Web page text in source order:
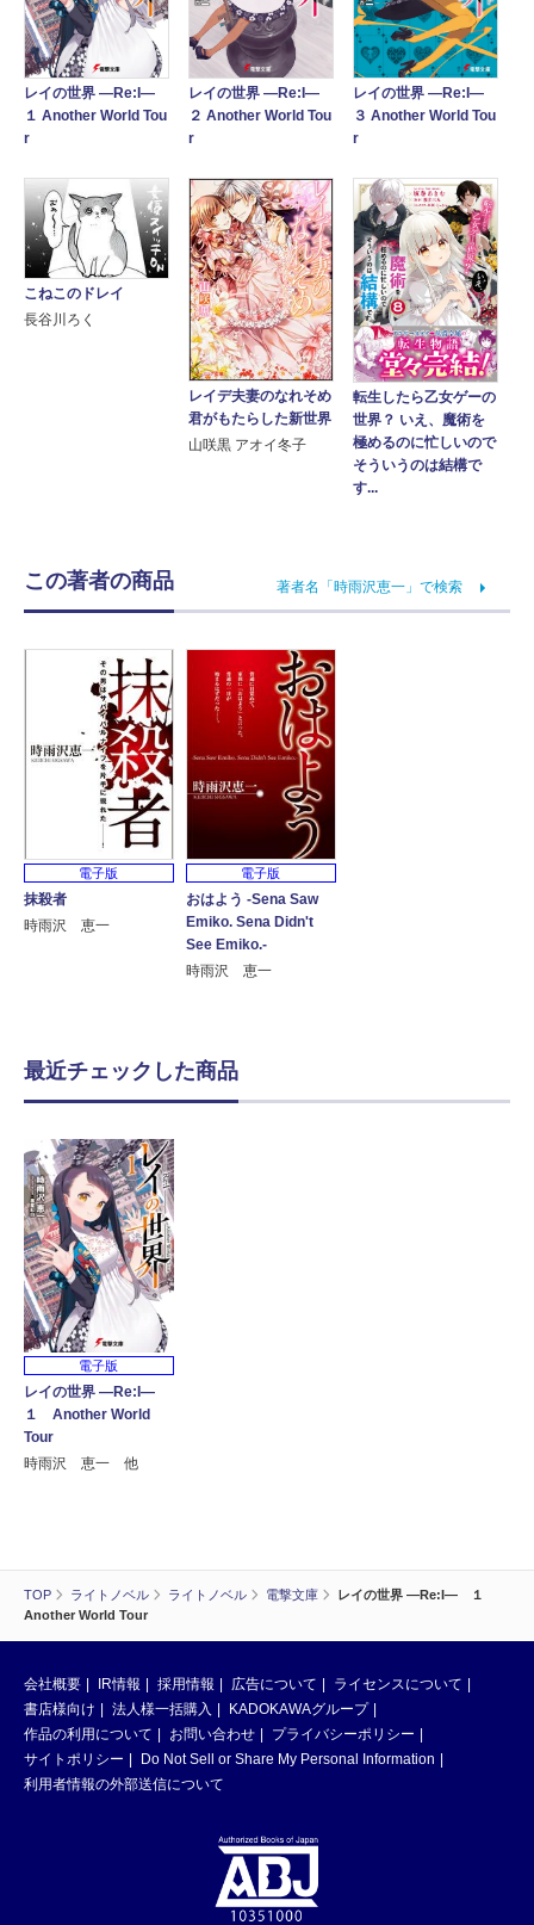
TOP ライトノベル ライトノベル 電撃文庫
レイの世界 ―Re:I― １
Another World Tour
レイの世界 ―Re:I―
１ Another World Tou
r
レイの世界 ―Re:I―
２ Another World Tou
r
レイの世界 ―Re:I―
３ Another World Tou
r
こねこのドレイ
長谷川ろく
レイデ夫妻のなれそめ
君がもたらした新世界
山咲黒 アオイ冬子
転生したら乙女ゲーの
世界？ いえ、魔術を
極めるのに忙しいので
そういうのは結構で
す...
この著者の商品 著者名「時雨沢恵一」で検索
電子版
抹殺者
時雨沢 恵一
電子版
おはよう ‐Sena Saw
Emiko. Sena Didn't
See Emiko.‐
時雨沢 恵一
最近チェックした商品
電子版
レイの世界 ―Re:I―
１ Another World
Tour
時雨沢 恵一 他
会社概要 IR情報 採用情報 広告について
ライセンスについて
書店様向け
法人様一括購入
KADOKAWAグループ
作品の利用について
お問い合わせ
プライバシーポリシー
サイトポリシー
Do Not Sell or Share My Personal Information
利用者情報の外部送信について